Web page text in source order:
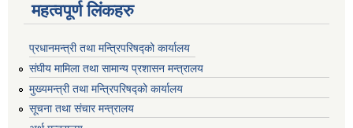
महत्वपूर्ण लिंकहरु
प्रधानमन्त्री तथा मन्त्रिपरिषद्को कार्यालय
संघीय मामिला तथा सामान्य प्रशासन मन्त्रालय
मुख्यमन्त्री तथा मन्त्रिपरिषद्को कार्यालय
सूचना तथा संचार मन्त्रालय